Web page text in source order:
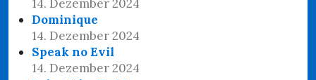
14. Dezember 2024
Dominique
14. Dezember 2024
Speak no Evil
14. Dezember 2024